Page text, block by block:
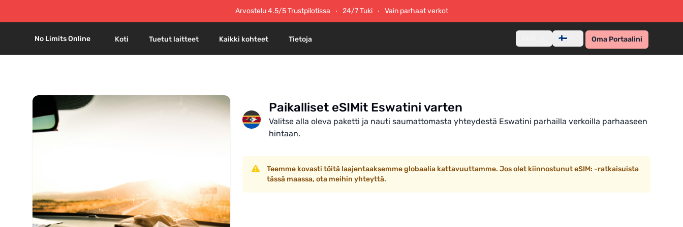
Arvostelu 4.5/5 Trustpilotissa 24/7 Tuki Vain parhaat verkot
No Limits Online Koti Tuetut laitteet Kaikki kohteet Tietoja 🇫🇮 Oma Portaalini
Paikalliset eSIMit Eswatini varten
Valitse alla oleva paketti ja nauti saumattomasta yhteydestä Eswatini parhailla verkoilla parhaaseen
hintaan.
Teemme kovasti töitä laajentaaksemme globaalia kattavuuttamme. Jos olet kiinnostunut eSIM: -ratkaisuista
tässä maassa, ota meihin yhteyttä.